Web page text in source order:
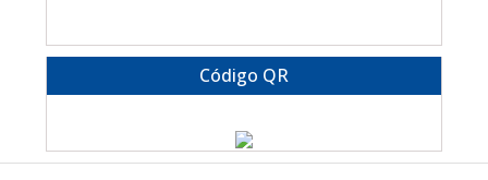
Código QR